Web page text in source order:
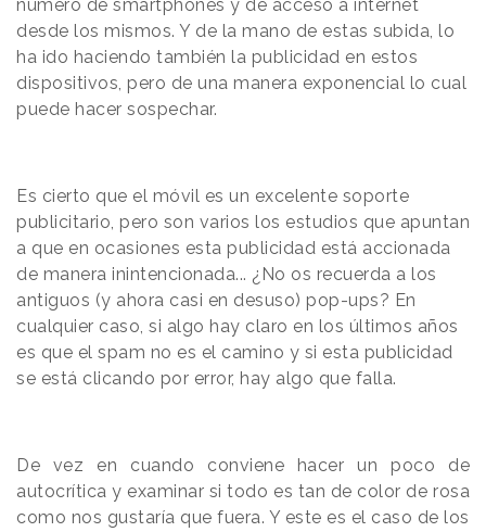
número de smartphones y de acceso a internet
desde los mismos. Y de la mano de estas subida, lo
ha ido haciendo también la publicidad en estos
dispositivos, pero de una manera exponencial lo cual
puede hacer sospechar.
Es cierto que el móvil es un excelente soporte
publicitario, pero son varios los estudios que apuntan
a que en ocasiones esta publicidad está accionada
de manera inintencionada... ¿No os recuerda a los
antiguos (y ahora casi en desuso) pop-ups? En
cualquier caso, si algo hay claro en los últimos años
es que el spam no es el camino y si esta publicidad
se está clicando por error, hay algo que falla.
De vez en cuando conviene hacer un poco de
autocrítica y examinar si todo es tan de color de rosa
como nos gustaría que fuera. Y este es el caso de los